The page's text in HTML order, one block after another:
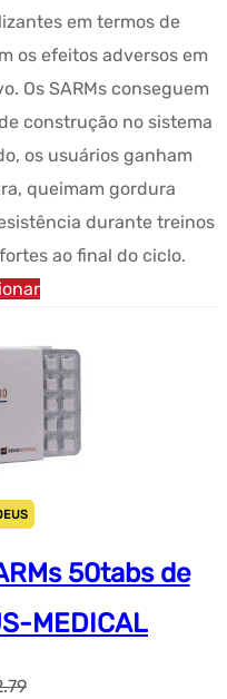
em termos de
os efeitos adversos em
Os SARMs conseguem
construção no sistema
os usuários ganham
queimam gordura
durante treinos
ao final do ciclo.
50tabs de
MEDICAL